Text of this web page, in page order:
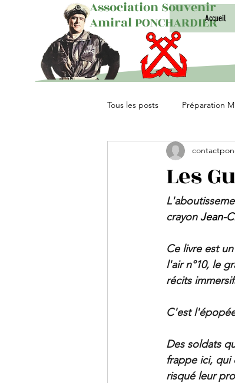
Association Souvenir
Amiral PONCHARDIER
Accueil
Tous les posts Préparation
Unités Parachutistes
Les
crayon Jean-
Ce livre est
l'air n°10, le
récits
C'est
Des soldats
frappe ici, qui
risqué leur